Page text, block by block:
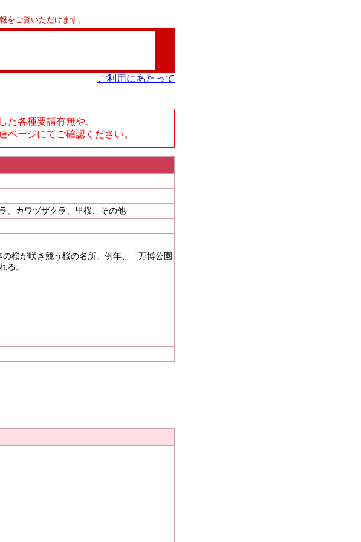
をご覧いただけます。
ご利用にあたって
た各種要請有無や、
ージにてご確認ください。
、カワヅザクラ、里桜、その他
桜が咲き競う桜の名所。例年、「万博公園
る。